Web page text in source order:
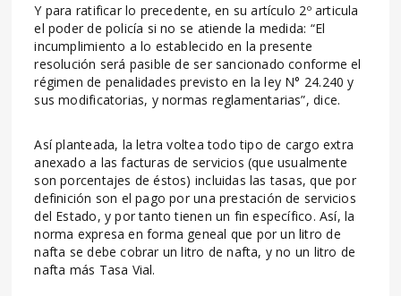
Y para ratificar lo precedente, en su artículo 2º articula
el poder de policía si no se atiende la medida: “El
incumplimiento a lo establecido en la presente
resolución será pasible de ser sancionado conforme el
régimen de penalidades previsto en la ley N° 24.240 y
sus modificatorias, y normas reglamentarias”, dice.
Así planteada, la letra voltea todo tipo de cargo extra
anexado a las facturas de servicios (que usualmente
son porcentajes de éstos) incluidas las tasas, que por
definición son el pago por una prestación de servicios
del Estado, y por tanto tienen un fin específico. Así, la
norma expresa en forma geneal que por un litro de
nafta se debe cobrar un litro de nafta, y no un litro de
nafta más Tasa Vial.